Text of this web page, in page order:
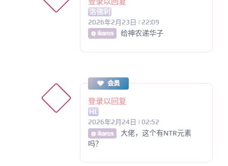
洛佛利
2026年2月23日 | 22:09
@ ikaros 给神农递华子
会员
登录以回复
HL
2026年2月24日 | 02:52
@ ikaros
大佬，这个有NTR元素
吗？